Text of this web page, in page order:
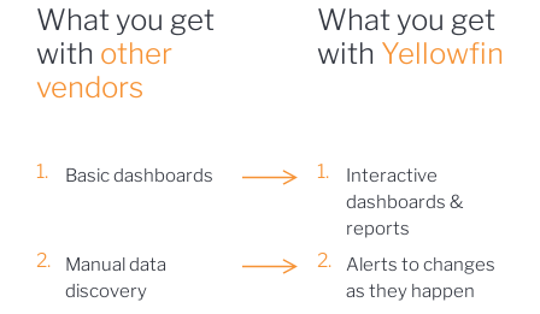
What you get
with other
vendors
What you get
with Yellowfin
Basic dashboards
Interactive
dashboards &
reports
Manual data
discovery
Alerts to changes
as they happen